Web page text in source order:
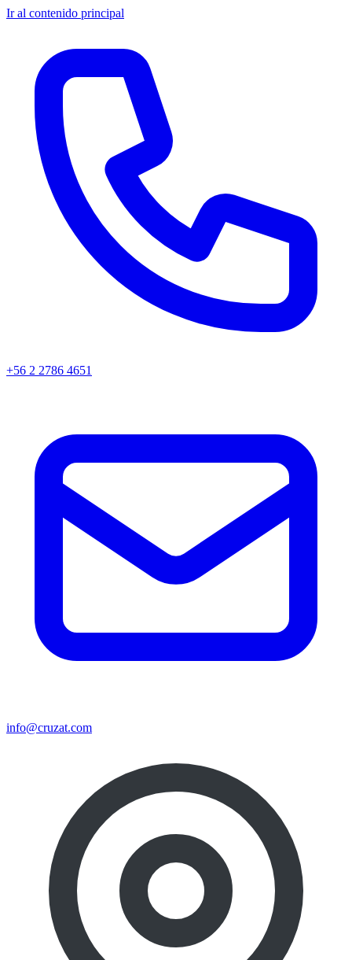
Ir al contenido principal
+56 2 2786 4651
info@cruzat.com